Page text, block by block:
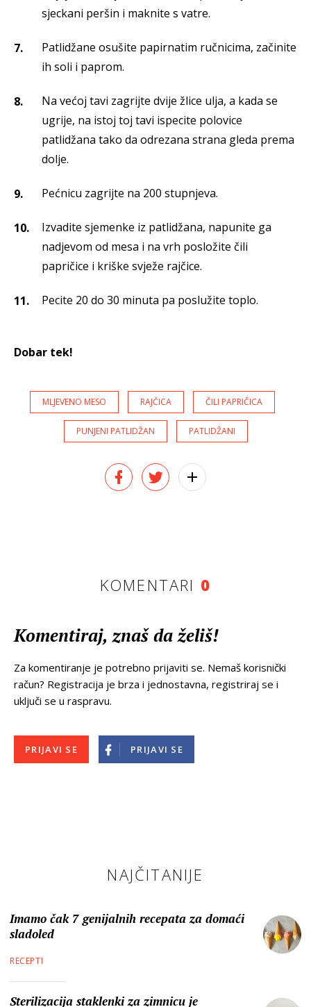
sjeckani peršin i maknite s vatre.
Patlidžane osušite papirnatim ručnicima, začinite
ih soli i paprom.
Na većoj tavi zagrijte dvije žlice ulja, a kada se
ugrije, na istoj toj tavi ispecite polovice
patlidžana tako da odrezana strana gleda prema
dolje.
Pećnicu zagrijte na 200 stupnjeva.
Izvadite sjemenke iz patlidžana, napunite ga
nadjevom od mesa i na vrh posložite čili
papričice i kriške svježe rajčice.
Pecite 20 do 30 minuta pa poslužite toplo.
Dobar tek!
MLJEVENO MESO RAJČICA ČILI PAPRIČICA
PUNJENI PATLIDŽAN PATLIDŽANI
KOMENTARI 0
Komentiraj, znaš da želiš!
Za komentiranje je potrebno prijaviti se. Nemaš korisnički
račun? Registracija je brza i jednostavna, registriraj se i
uključi se u raspravu.
PRIJAVI SE PRIJAVI SE
NAJČITANIJE
Imamo čak 7 genijalnih recepata za domaći
sladoled
RECEPTI
Sterilizacija staklenki za zimnicu je